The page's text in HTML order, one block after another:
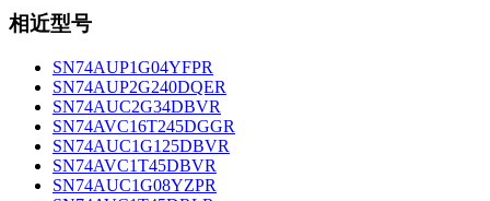
相近型号
SN74AUP1G04YFPR
SN74AUP2G240DQER
SN74AUC2G34DBVR
SN74AVC16T245DGGR
SN74AUC1G125DBVR
SN74AVC1T45DBVR
SN74AUC1G08YZPR